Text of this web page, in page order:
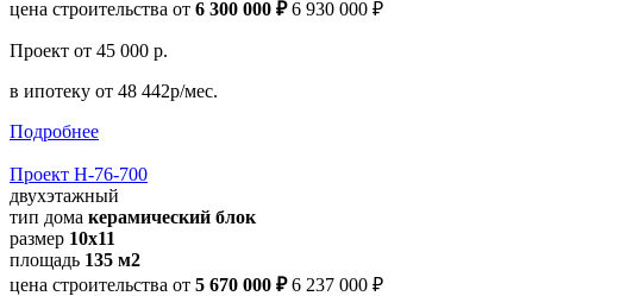
цена строительства от 6 300 000 ₽ 6 930 000 ₽
Проект от 45 000 р.
в ипотеку от 48 442р/мес.
Подробнее
Проект Н-76-700
двухэтажный
тип дома керамический блок
размер 10x11
площадь 135 м2
цена строительства от 5 670 000 ₽ 6 237 000 ₽